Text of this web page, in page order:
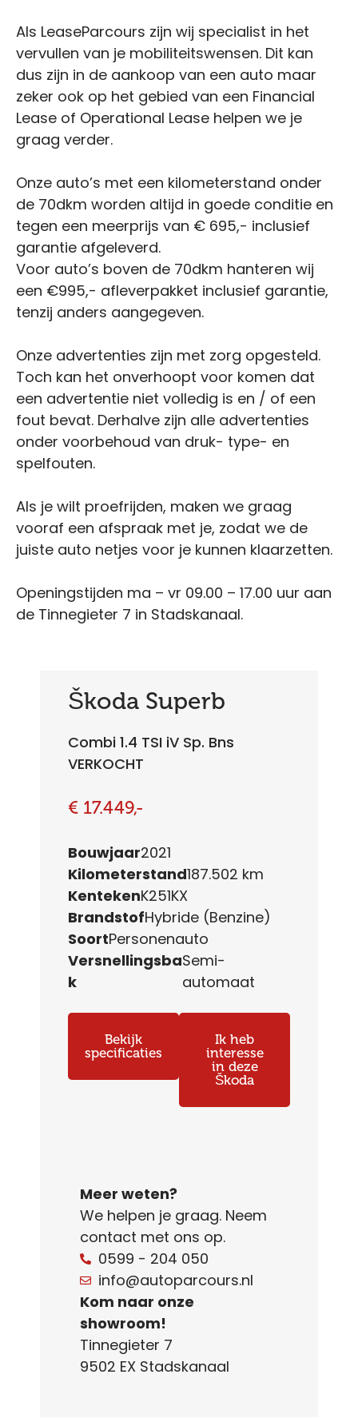
Als LeaseParcours zijn wij specialist in het
vervullen van je mobiliteitswensen. Dit kan
dus zijn in de aankoop van een auto maar
zeker ook op het gebied van een Financial
Lease of Operational Lease helpen we je
graag verder.
Onze auto’s met een kilometerstand onder
de 70dkm worden altijd in goede conditie en
tegen een meerprijs van € 695,- inclusief
garantie afgeleverd.
Voor auto’s boven de 70dkm hanteren wij
een €995,- afleverpakket inclusief garantie,
tenzij anders aangegeven.
Onze advertenties zijn met zorg opgesteld.
Toch kan het onverhoopt voor komen dat
een advertentie niet volledig is en / of een
fout bevat. Derhalve zijn alle advertenties
onder voorbehoud van druk- type- en
spelfouten.
Als je wilt proefrijden, maken we graag
vooraf een afspraak met je, zodat we de
juiste auto netjes voor je kunnen klaarzetten.
Openingstijden ma – vr 09.00 – 17.00 uur aan
de Tinnegieter 7 in Stadskanaal.
Škoda Superb
Combi 1.4 TSI iV Sp. Bns
VERKOCHT
€ 17.449,-
Bouwjaar2021
Kilometerstand187.502 km
KentekenK251KX
BrandstofHybride (Benzine)
SoortPersonenauto
Versnellingsba
k
Semi-
automaat
Bekijk
specificaties
Ik heb
interesse
in deze
Škoda
Meer weten?
We helpen je graag. Neem
contact met ons op.
0599 - 204 050
info@autoparcours.nl
Kom naar onze
showroom!
Tinnegieter 7
9502 EX Stadskanaal